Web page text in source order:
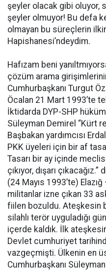
şeyler olacak gibi oluyor,
şeyler olmuyor! Bu defa
olmayan bu süreçlerin
Hapishanesi’ndeydim.
Hafızam beni
çözüm arama
Cumhurbaşkanı Turgut
Öcalan 21 Mart 1993’te
İktidarda DYP-SHP
Süleyman Demirel “Kürt
Başbakan yardımcısı
PKK üyeleri için bir af
Tasarı bir ay içinde
çıkıyor, dışarı
(24 Mayıs 1993’te)
militanlar izne çıkan 33
fiilen bozuldu. Ateşkesin
silahlı terör uyguladığı
içerde kaldık. İlk
Devlet cumhuriyet
vazgeçmişti. Ülkenin en
Cumhurbaşkanı